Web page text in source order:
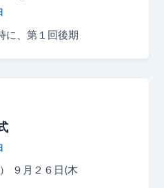
に、第１回後期
９月２６日(木